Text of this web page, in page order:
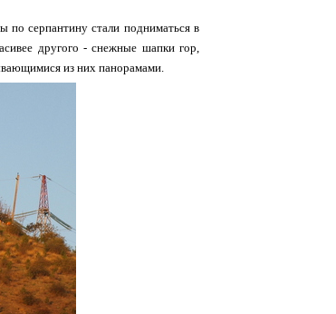
по серпантину стали подниматься в
другого - снежные шапки гор,
из них панорамами.